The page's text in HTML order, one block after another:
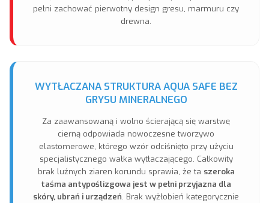
pełni zachować pierwotny design gresu, marmuru czy
drewna.
WYTŁACZANA STRUKTURA AQUA SAFE BEZ
GRYSU MINERALNEGO
Za zaawansowaną i wolno ścierającą się warstwę
cierną odpowiada nowoczesne tworzywo
elastomerowe, którego wzór odciśnięto przy użyciu
specjalistycznego wałka wytłaczającego. Całkowity
brak luźnych ziaren korundu sprawia, że ta szeroka
taśma antypoślizgowa jest w pełni przyjazna dla
skóry, ubrań i urządzeń. Brak wyżłobień kategorycznie